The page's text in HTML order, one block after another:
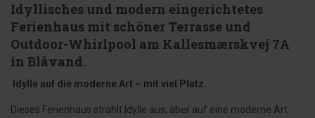
Idyllisches und modern eingerichtetes
Ferienhaus mit schöner Terrasse und
Outdoor-Whirlpool am Kallesmærskvej 7A
in Blåvand.
Idylle auf die moderne Art – mit viel Platz.
Dieses Ferienhaus strahlt Idylle aus, aber auf eine moderne Art